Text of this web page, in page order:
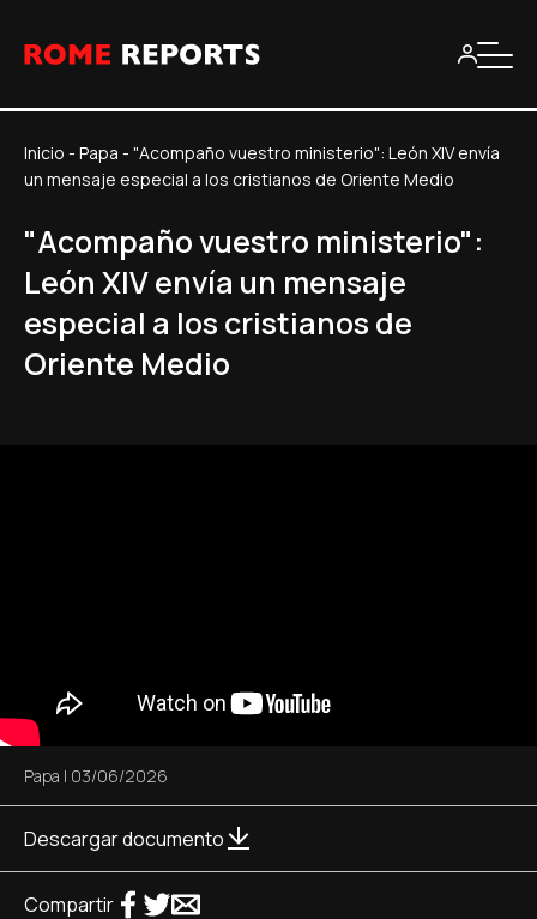
Inicio - Papa - "Acompaño vuestro ministerio": León XIV envía
un mensaje especial a los cristianos de Oriente Medio
"Acompaño vuestro ministerio":
León XIV envía un mensaje
especial a los cristianos de
Oriente Medio
Papa | 03/06/2026
Descargar documento
Compartir